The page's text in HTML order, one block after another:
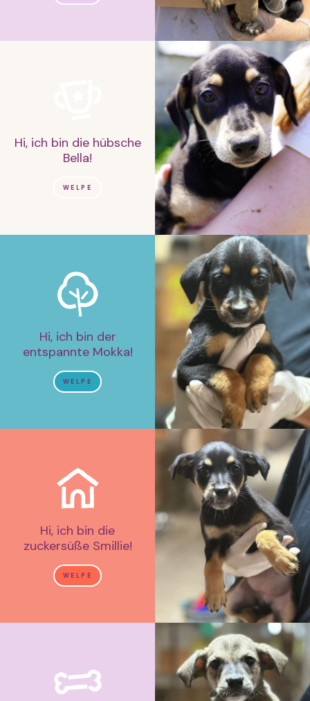
Hi, ich bin die hübsche
Bella!
WELPE
Hi, ich bin der
entspannte Mokka!
WELPE
Hi, ich bin die
zuckersüße Smillie!
WELPE